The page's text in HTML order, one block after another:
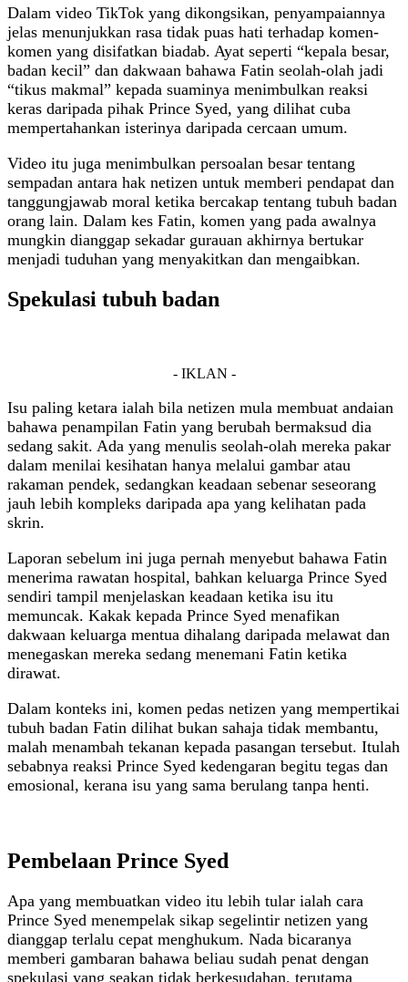
Dalam video TikTok yang dikongsikan, penyampaiannya
jelas menunjukkan rasa tidak puas hati terhadap komen-
komen yang disifatkan biadab. Ayat seperti “kepala besar,
badan kecil” dan dakwaan bahawa Fatin seolah-olah jadi
“tikus makmal” kepada suaminya menimbulkan reaksi
keras daripada pihak Prince Syed, yang dilihat cuba
mempertahankan isterinya daripada cercaan umum.
Video itu juga menimbulkan persoalan besar tentang
sempadan antara hak netizen untuk memberi pendapat dan
tanggungjawab moral ketika bercakap tentang tubuh badan
orang lain. Dalam kes Fatin, komen yang pada awalnya
mungkin dianggap sekadar gurauan akhirnya bertukar
menjadi tuduhan yang menyakitkan dan mengaibkan.
Spekulasi tubuh badan
- IKLAN -
Isu paling ketara ialah bila netizen mula membuat andaian
bahawa penampilan Fatin yang berubah bermaksud dia
sedang sakit. Ada yang menulis seolah-olah mereka pakar
dalam menilai kesihatan hanya melalui gambar atau
rakaman pendek, sedangkan keadaan sebenar seseorang
jauh lebih kompleks daripada apa yang kelihatan pada
skrin.
Laporan sebelum ini juga pernah menyebut bahawa Fatin
menerima rawatan hospital, bahkan keluarga Prince Syed
sendiri tampil menjelaskan keadaan ketika isu itu
memuncak. Kakak kepada Prince Syed menafikan
dakwaan keluarga mentua dihalang daripada melawat dan
menegaskan mereka sedang menemani Fatin ketika
dirawat.
Dalam konteks ini, komen pedas netizen yang mempertikai
tubuh badan Fatin dilihat bukan sahaja tidak membantu,
malah menambah tekanan kepada pasangan tersebut. Itulah
sebabnya reaksi Prince Syed kedengaran begitu tegas dan
emosional, kerana isu yang sama berulang tanpa henti.
Pembelaan Prince Syed
Apa yang membuatkan video itu lebih tular ialah cara
Prince Syed menempelak sikap segelintir netizen yang
dianggap terlalu cepat menghukum. Nada bicaranya
memberi gambaran bahawa beliau sudah penat dengan
spekulasi yang seakan tidak berkesudahan, terutama